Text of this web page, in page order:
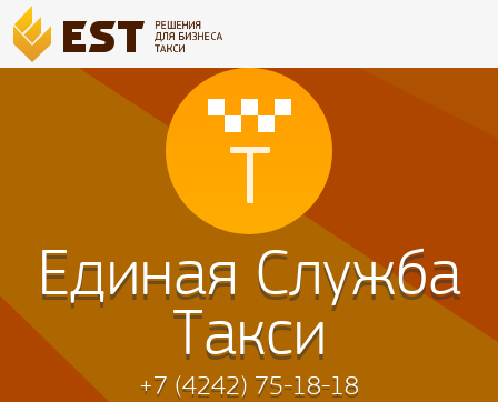
Единая Служба
Такси
+7 (4242) 75-18-18